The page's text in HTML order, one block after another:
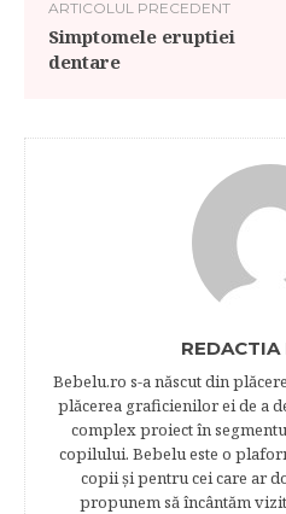
ARTICOLUL PRECEDENT
Simptomele eruptiei
dentare
REDACTIA
Bebelu.ro s-a născut din
plăcerea graficienilor ei de a
complex proiect în
copilului. Bebelu este o
copii şi pentru cei care ar
propunem să încântăm